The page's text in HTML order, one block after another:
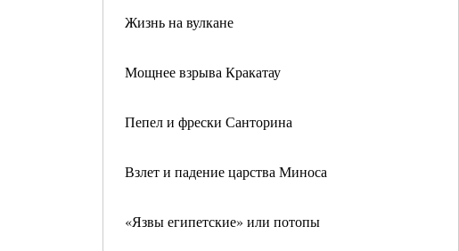
Жизнь на вулкане
Мощнее взрыва Кракатау
Пепел и фрески Санторина
Взлет и падение царства Миноса
«Язвы египетские» или потопы